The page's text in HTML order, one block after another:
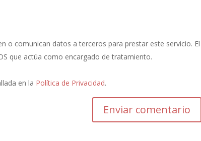
o comunican datos a terceros para prestar este servicio. El
que actúa como encargado de tratamiento.
en la Política de Privacidad.